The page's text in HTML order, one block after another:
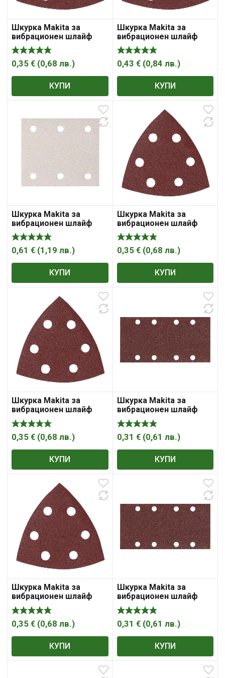
Шкурка Makita за
вибрационен шлайф
0,35 € (0,68 лв.)
КУПИ
Шкурка Makita за
вибрационен шлайф
0,43 € (0,84 лв.)
КУПИ
Шкурка Makita за
вибрационен шлайф
0,61 € (1,19 лв.)
КУПИ
Шкурка Makita за
вибрационен шлайф
0,35 € (0,68 лв.)
КУПИ
Шкурка Makita за
вибрационен шлайф
0,35 € (0,68 лв.)
КУПИ
Шкурка Makita за
вибрационен шлайф
0,31 € (0,61 лв.)
КУПИ
Шкурка Makita за
вибрационен шлайф
0,35 € (0,68 лв.)
КУПИ
Шкурка Makita за
вибрационен шлайф
0,31 € (0,61 лв.)
КУПИ